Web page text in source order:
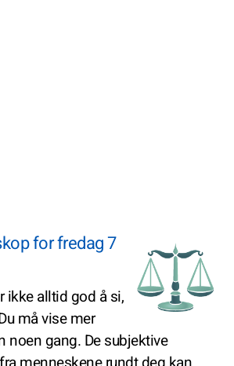
for fredag 7
ikke alltid god å si,
må vise mer
noen gang. De subjektive